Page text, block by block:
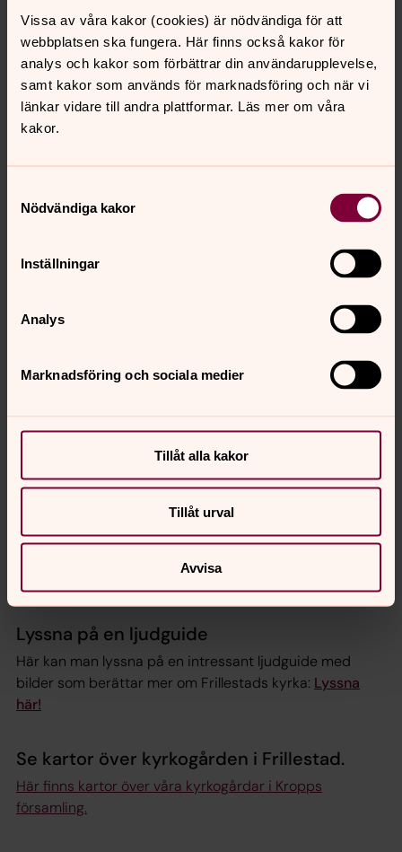
Vissa av våra kakor (cookies) är nödvändiga för att
webbplatsen ska fungera. Här finns också kakor för
analys och kakor som förbättrar din användarupplevelse,
samt kakor som används för marknadsföring och när vi
länkar vidare till andra plattformar. Läs mer om våra
kakor.
Nödvändiga kakor
Inställningar
Analys
Marknadsföring och sociala medier
Tillåt alla kakor
Tillåt urval
Avvisa
Foto: Olof Tholander
Foto: Olof Tholander
Julkonsert med kör, solister och orkester i Frillestads
Lyssna på en ljudguide
Här kan man lyssna på en intressant ljudguide med
bilder som berättar mer om Frillestads kyrka: Lyssna
här!
Se kartor över kyrkogården i Frillestad.
Här finns kartor över våra kyrkogårdar i Kropps
församling.